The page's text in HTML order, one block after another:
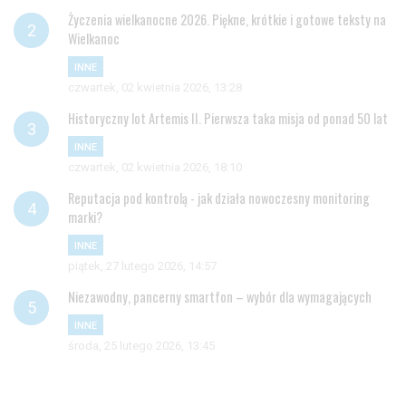
Życzenia wielkanocne 2026. Piękne, krótkie i gotowe teksty na
Wielkanoc
INNE
czwartek, 02 kwietnia 2026, 13:28
Historyczny lot Artemis II. Pierwsza taka misja od ponad 50 lat
INNE
czwartek, 02 kwietnia 2026, 18:10
Reputacja pod kontrolą - jak działa nowoczesny monitoring
marki?
INNE
piątek, 27 lutego 2026, 14:57
Niezawodny, pancerny smartfon – wybór dla wymagających
INNE
środa, 25 lutego 2026, 13:45